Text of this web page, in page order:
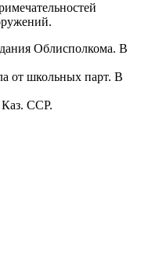
Облисполкома. В
от школьных парт. В
Каз. ССР.